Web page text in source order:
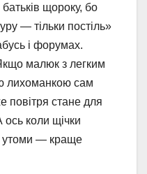
щороку, бо
— тільки постіль»
і форумах.
малюк з легким
лихоманкою сам
повітря стане для
ось коли щічки
утоми — краще